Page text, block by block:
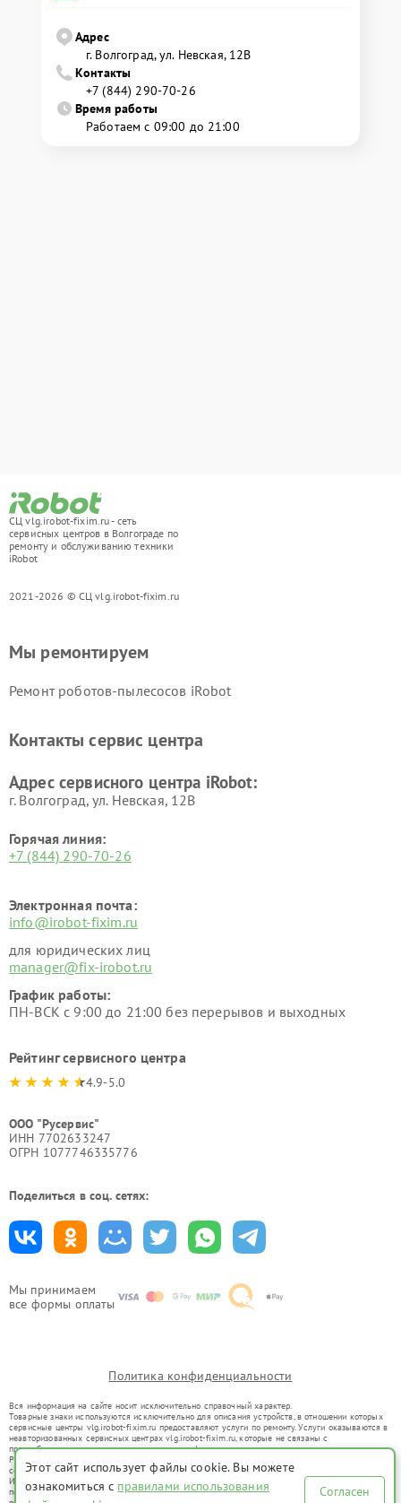
Адрес
г. Волгоград, ул. Невская, 12В
Контакты
+7 (844) 290-70-26
Время работы
Работаем с 09:00 до 21:00
СЦ vlg.irobot-fixim.ru - сеть
сервисных центров в Волгограде по
ремонту и обслуживанию техники
iRobot
2021-2026 © СЦ vlg.irobot-fixim.ru
Мы принимаем
все формы оплаты
Мы ремонтируем
Ремонт роботов-пылесосов iRobot
Контакты сервис центра
Адрес сервисного центра iRobot:
г. Волгоград, ул. Невская, 12В
Горячая линия:
+7 (844) 290-70-26
Электронная почта:
info@irobot-fixim.ru
для юридических лиц
manager@fix-irobot.ru
График работы:
ПН-ВСК с 9:00 до 21:00 без перерывов и выходных
Рейтинг сервисного центра
4.9-5.0
ООО "Русервис"
ИНН 7702633247
ОГРН 1077746335776
Поделиться в соц. сетях:
Политика конфиденциальности
Вся информация на сайте носит исключительно справочный характер.
Товарные знаки используются исключительно для описания устройств, в отношении которых
сервисные центры vlg.irobot-fixim.ru предоставляют услуги по ремонту. Услуги оказываются в
неавторизованных сервисных центрах vlg.irobot-fixim.ru, которые не связаны с
правообладателями товарных знаков или их официальными представителями.
Ремонт осуществляется для устройств, уже введенных в гражданский оборот в соответствии
со статьей 1487 ГК РФ.
Использование товарных знаков не преследует цели индивидуализации услуг или введения
потребителей в заблуждение, а служит для информирования о предоставляемых услугах по
Этот сайт использует файлы cookie. Вы можете
ознакомиться с правилами использования
Согласен